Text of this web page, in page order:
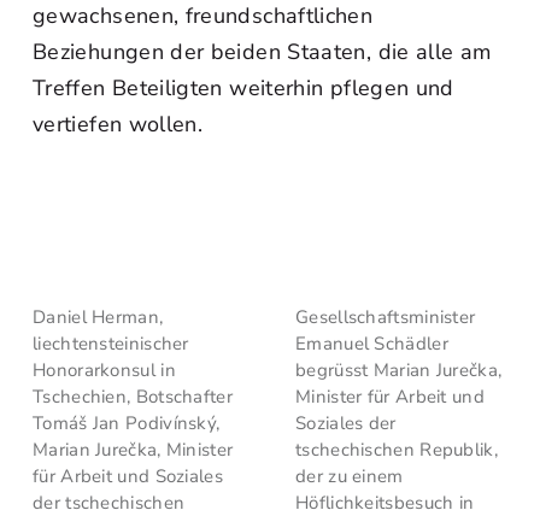
gewachsenen, freundschaftlichen
Beziehungen der beiden Staaten, die alle am
Treffen Beteiligten weiterhin pflegen und
vertiefen wollen.
Daniel Herman,
liechtensteinischer
Honorarkonsul in
Tschechien, Botschafter
Tomáš Jan Podivínský,
Marian Jurečka, Minister
für Arbeit und Soziales
der tschechischen
Gesellschaftsminister
Emanuel Schädler
begrüsst Marian Jurečka,
Minister für Arbeit und
Soziales der
tschechischen Republik,
der zu einem
Höflichkeitsbesuch in